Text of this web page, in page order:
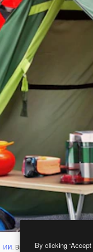
ИИ. Вы можете создать свой
By clicking